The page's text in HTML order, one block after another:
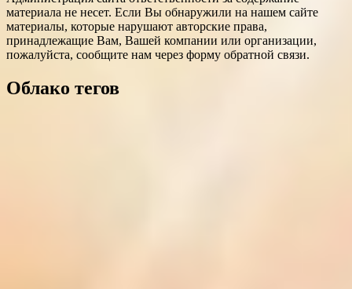
материала не несет. Если Вы обнаружили на нашем сайте
материалы, которые нарушают авторские права,
принадлежащие Вам, Вашей компании или организации,
пожалуйста, сообщите нам через форму обратной связи.
Облако тегов